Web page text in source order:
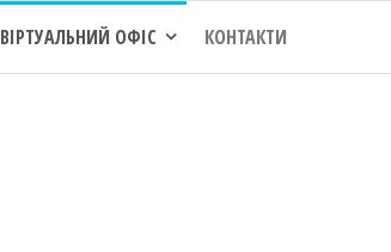
ВІРТУАЛЬНИЙ ОФІС КОНТАКТИ